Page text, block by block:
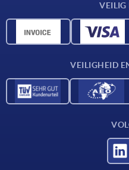
CAD-gegevens
VEILIG
VEILIGHEID